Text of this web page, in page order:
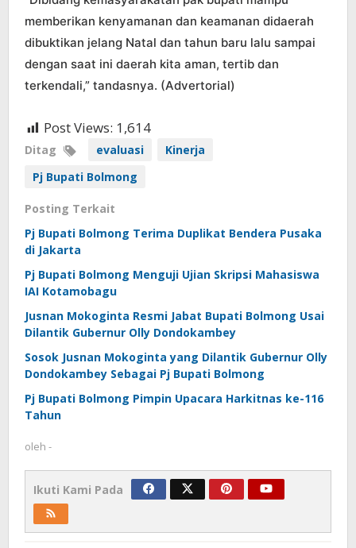
memberikan kenyamanan dan keamanan didaerah
dibuktikan jelang Natal dan tahun baru lalu sampai
dengan saat ini daerah kita aman, tertib dan
terkendali,” tandasnya. (Advertorial)
Post Views: 1,614
Ditag evaluasi
Kinerja
Pj Bupati Bolmong
Posting Terkait
Pj Bupati Bolmong Terima Duplikat Bendera Pusaka
di Jakarta
Pj Bupati Bolmong Menguji Ujian Skripsi Mahasiswa
IAI Kotamobagu
Jusnan Mokoginta Resmi Jabat Bupati Bolmong Usai
Dilantik Gubernur Olly Dondokambey
Sosok Jusnan Mokoginta yang Dilantik Gubernur Olly
Dondokambey Sebagai Pj Bupati Bolmong
Pj Bupati Bolmong Pimpin Upacara Harkitnas ke-116
Tahun
oleh -
Ikuti Kami Pada